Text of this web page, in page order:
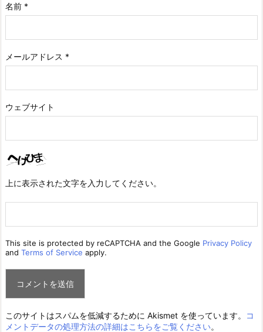
名前 *
メールアドレス *
ウェブサイト
上に表示された文字を入力してください。
This site is protected by reCAPTCHA and the Google Privacy Policy
and Terms of Service apply.
このサイトはスパムを低減するために Akismet を使っています。
コ
メントデータの処理方法の詳細はこちらをご覧ください。